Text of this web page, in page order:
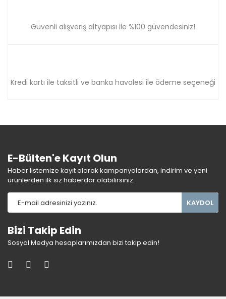
Güvenli alışveriş altyapısı ile %100 güvendesiniz!
Kredi kartı ile taksitli ve banka havalesi ile ödeme seçeneği
E-Bülten'e Kayıt Olun
Haber listemize kayıt olarak kampanyalardan, indirim ve yeni
ürünlerden ilk siz haberdar olabilirsiniz.
KAYDOL
Bizi Takip Edin
Sosyal Medya hesaplarımızdan bizi takip edin!